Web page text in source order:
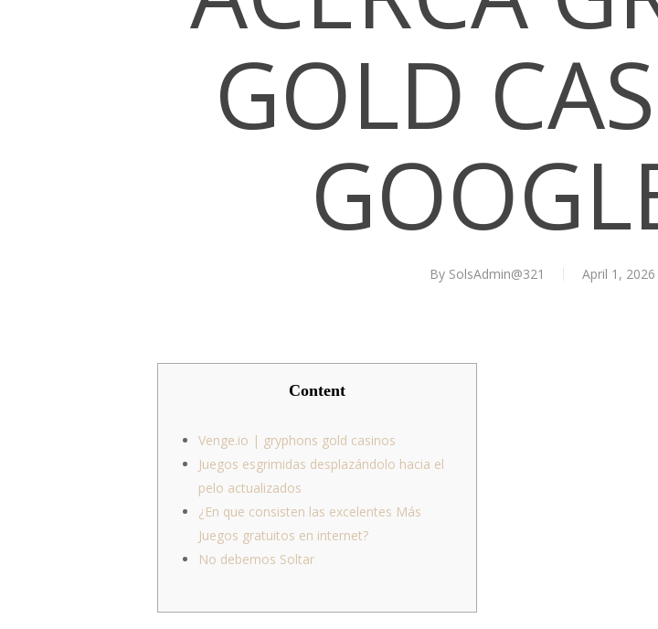
Hit enter to search or ESC to close
GOLD
By SolsAdmin@321 April 1, 2026
Content
Venge.io | gryphons gold casinos
Juegos esgrimidas desplazándolo hacia el
pelo actualizados
¿En que consisten las excelentes Más
Juegos gratuitos en internet?
No debemos Soltar